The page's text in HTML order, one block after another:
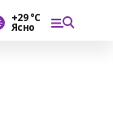
+29 °С
Ясно